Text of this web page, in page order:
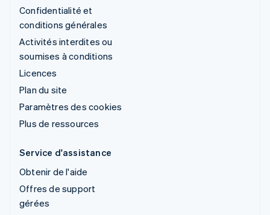
Confidentialité et
conditions générales
Activités interdites ou
soumises à conditions
Licences
Plan du site
Paramètres des cookies
Plus de ressources
Service d'assistance
Obtenir de l'aide
Offres de support
gérées